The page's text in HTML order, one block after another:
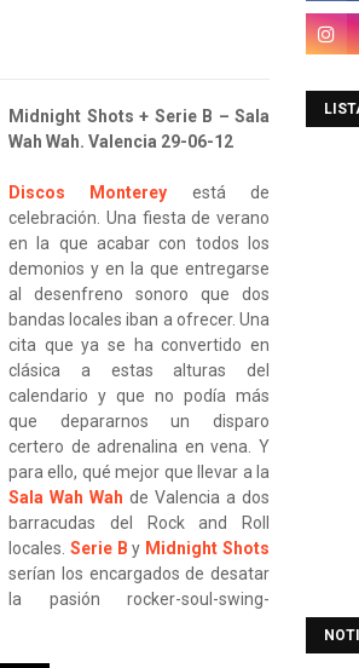
Midnight Shots + Serie B – Sala
Wah Wah. Valencia 29-06-12
Discos Monterey está de
celebración. Una fiesta de verano
en la que acabar con todos los
demonios y en la que entregarse
al desenfreno sonoro que dos
bandas locales iban a ofrecer. Una
cita que ya se ha convertido en
clásica a estas alturas del
calendario y que no podía más
que depararnos un disparo
certero de adrenalina en vena. Y
para ello, qué mejor que llevar a la
Sala Wah Wah de Valencia a dos
barracudas del Rock and Roll
locales. Serie B y Midnight Shots
serían los encargados de desatar
la pasión rocker-soul-swing-